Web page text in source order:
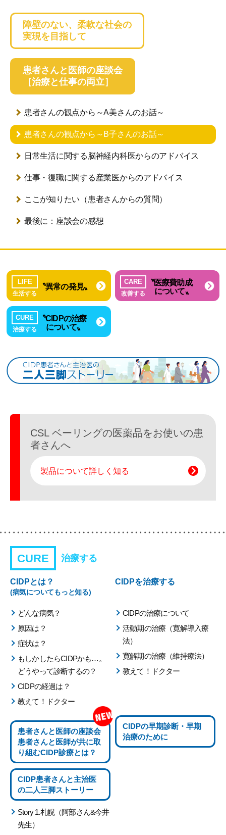
障壁のない、柔軟な社会の
実現を目指して
患者さんと医師の座談会
［治療と仕事の両立］
患者さんの観点から ～A美さんのお話～
患者さんの観点から ～B子さんのお話～
日常生活に関する脳神経内科医からのアドバイス
仕事・復職に関する産業医からのアドバイス
ここが知りたい （患者さんからの質問）
最後に：座談会の感想
LIFE
生活する
〝異常の発見〟 CARE
改善する
〝医療費助成
について〟
CURE
治療する
〝CIDPの治療
について〟
CSL ベーリングの医薬品をお使いの患
者さんへ
製品について詳しく知る
CURE 治療する
CIDPとは？
(病気についてもっと知る)
どんな病気？
原因は？
症状は？
もしかしたらCIDPかも…。
どうやって診断するの？
CIDPの経過は？
教えて！ドクター
CIDPを治療する
CIDPの治療について
活動期の治療（寛解導入療
法）
寛解期の治療（維持療法）
教えて！ドクター
患者さんと医師の座談会
患者さんと医師が共に取
り組むCIDP診療とは？
CIDPの早期診断・早期
治療のために
CIDP患者さんと主治医
の二人三脚ストーリー
Story 1.札幌（阿部さん&今井
先生）